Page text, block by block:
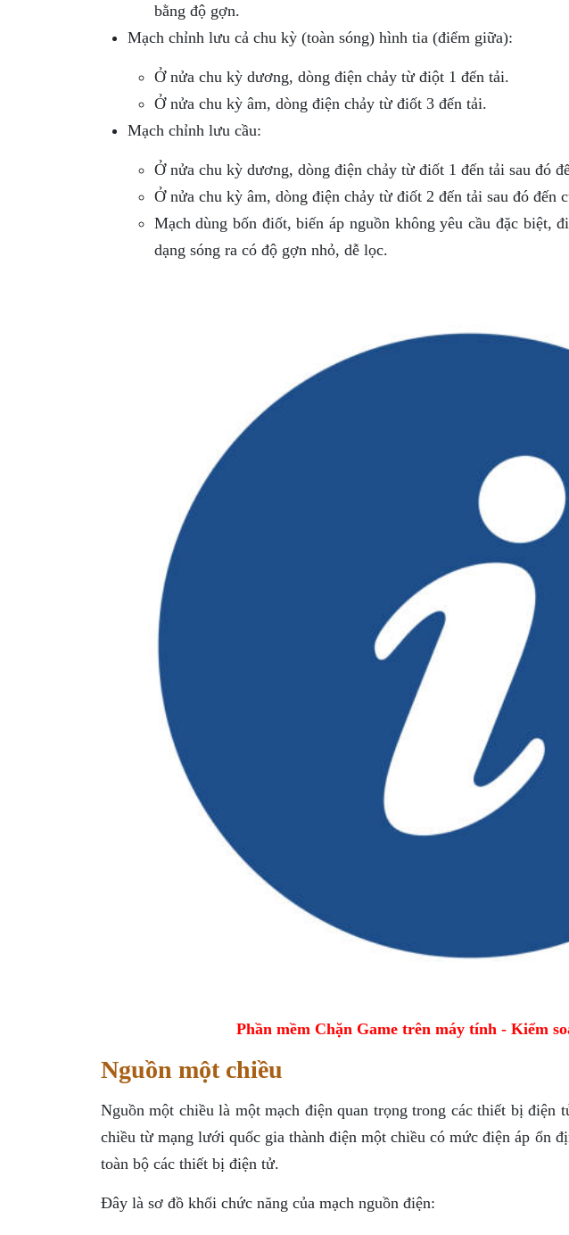
bằng độ gợn.
Mạch chỉnh lưu cả chu kỳ (toàn sóng) hình tia (điểm giữa):
Ở nửa chu kỳ dương, dòng điện chảy từ điột 1 đến tải.
Ở nửa chu kỳ âm, dòng điện chảy từ điốt 3 đến tải.
Mạch chỉnh lưu cầu:
Ở nửa chu kỳ dương, dòng điện chảy từ điốt 1 đến tải sau đó
Ở nửa chu kỳ âm, dòng điện chảy từ điốt 2 đến tải sau đó đến
Mạch dùng bốn điốt, biến áp nguồn không yêu cầu đặc biệt,
dạng sóng ra có độ gợn nhỏ, dễ lọc.
Phần mềm Chặn Game trên máy tính - Kiểm
Nguồn một chiều
Nguồn một chiều là một mạch điện quan trọng trong các thiết bị điện
chiều từ mạng lưới quốc gia thành điện một chiều có mức điện áp ổn
toàn bộ các thiết bị điện tử.
Đây là sơ đồ khối chức năng của mạch nguồn điện: